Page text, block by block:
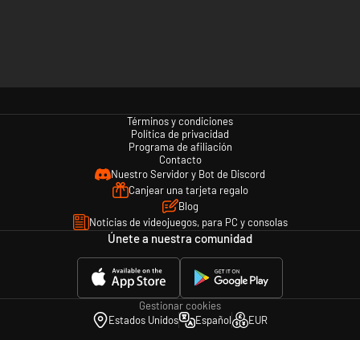
Términos y condiciones
Política de privacidad
Programa de afiliación
Contacto
Nuestro Servidor y Bot de Discord
Canjear una tarjeta regalo
Blog
Noticias de videojuegos, para PC y consolas
Únete a nuestra comunidad
Gestionar cookies
Estados Unidos
Español EUR